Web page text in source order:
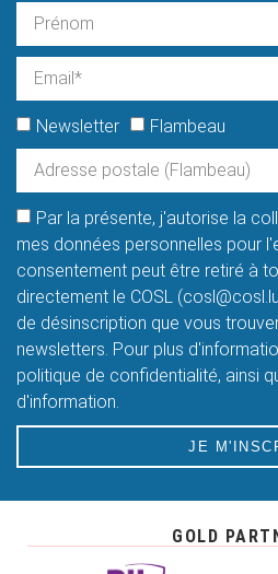
Newsletter Flambeau
Par la présente, j'autorise la
mes données personnelles pour
consentement peut être retiré à
directement le COSL
de désinscription que vous
newsletters. Pour plus
politique de confidentialité, ainsi
d'information.
JE
GOLD